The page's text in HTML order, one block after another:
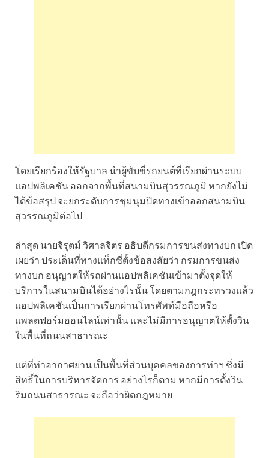
โดยเรียกร้องให้รัฐบาล นำผู้ขับขี่รถยนต์ที่เรียกผ่านระบบ
แอปพลิเคชัน ออกจากพื้นที่สนามบินสุวรรณภูมิ หากยังไม่
ได้ข้อสรุป จะยกระดับการชุมนุมปิดทางเข้าออกสนามบิน
สุวรรณภูมิต่อไป
ล่าสุด นายจิรุตม์ วิศาลจิตร อธิบดีกรมการขนส่งทางบก เปิด
เผยว่า ประเด็นที่ทางแท็กซี่ตั้งข้อสงสัยว่า กรมการขนส่ง
ทางบก อนุญาตให้รถผ่านแอปพลิเคชันเข้ามาตั้งจุดให้
บริการในสนามบินได้อย่างไรนั้น โดยตามกฎกระทรวงแล้ว
แอปพลิเคชันเป็นการเรียกผ่านโทรศัพท์มือถือหรือ
แพลตฟอร์มออนไลน์เท่านั้น และไม่มีการอนุญาตให้ตั้งวิน
ในพื้นที่ถนนสาธารณะ
แต่ที่ท่าอากาศยาน เป็นพื้นที่ส่วนบุคคลของการท่าฯ ซึ่งมี
สิทธิ์ในการบริหารจัดการ อย่างไรก็ตาม หากมีการตั้งวิน
ริมถนนสาธารณะ จะถือว่าผิดกฎหมาย